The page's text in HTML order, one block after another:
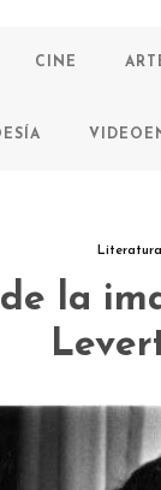
CINE
Literatura
la